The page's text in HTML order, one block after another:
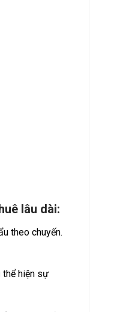
lâu dài:
theo chuyến.
thể hiện sự